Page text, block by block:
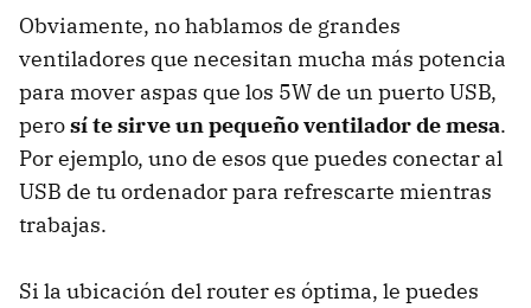
Obviamente, no hablamos de grandes
ventiladores que necesitan mucha más potencia
para mover aspas que los 5W de un puerto USB,
perosí te sirve un pequeño ventilador de mesa.
Por ejemplo, uno de esos que puedes conectar al
USB de tu ordenador para refrescarte mientras
trabajas.
Si la ubicación del router es óptima, le puedes